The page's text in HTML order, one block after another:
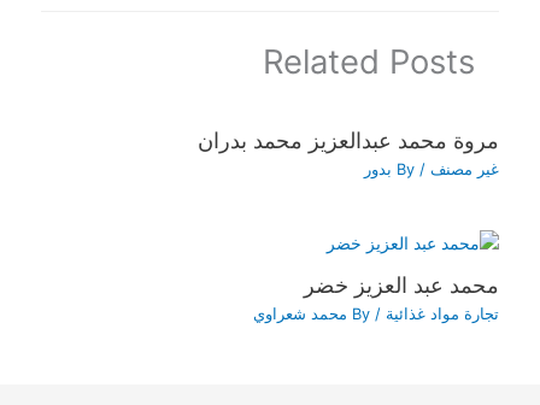
Related Posts
مروة محمد عبدالعزيز محمد بدران
غير مصنف / By بدور
محمد عبد العزيز خضر
تجارة مواد غذائية / By محمد شعراوي